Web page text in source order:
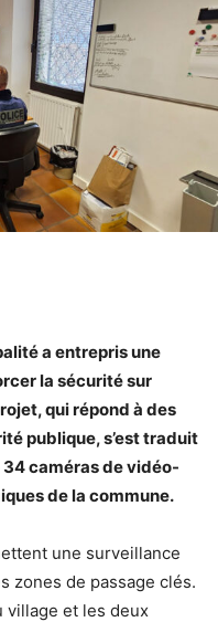
a entrepris une
la sécurité sur
qui répond à des
publique, s’est traduit
34 caméras de vidéo-
de la commune.
une surveillance
zones de passage clés.
village et les deux